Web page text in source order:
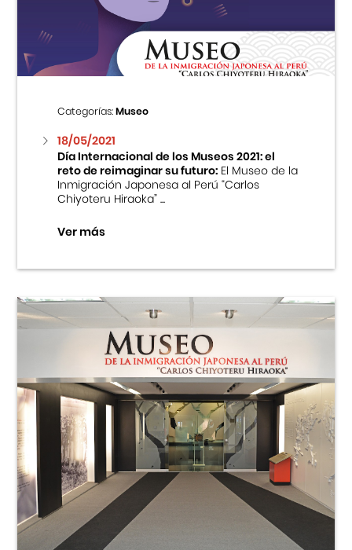
Centro Cultural Peruano Japonés
Cursos
Museo de la Inmigración Japonesa
Fondo Editorial
Teatro Peruano Japonés
Categorías:Museo
18/05/2021
Día Internacional de los Museos 2021: el
reto de reimaginar su futuro:El Museo de la
Inmigración Japonesa al Perú “Carlos
Chiyoteru Hiraoka” ...
Ver más